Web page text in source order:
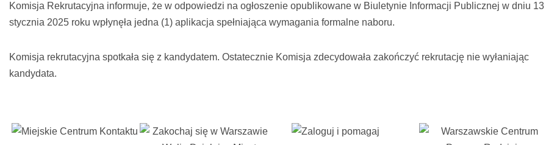
Komisja Rekrutacyjna informuje, że w odpowiedzi na ogłoszenie opublikowane w Biuletynie Informacji Publicznej w dniu 13
stycznia 2025 roku wpłynęła jedna (1) aplikacja spełniająca wymagania formalne naboru.
Komisja rekrutacyjna spotkała się z kandydatem. Ostatecznie Komisja zdecydowała zakończyć rekrutację nie wyłaniając
kandydata.